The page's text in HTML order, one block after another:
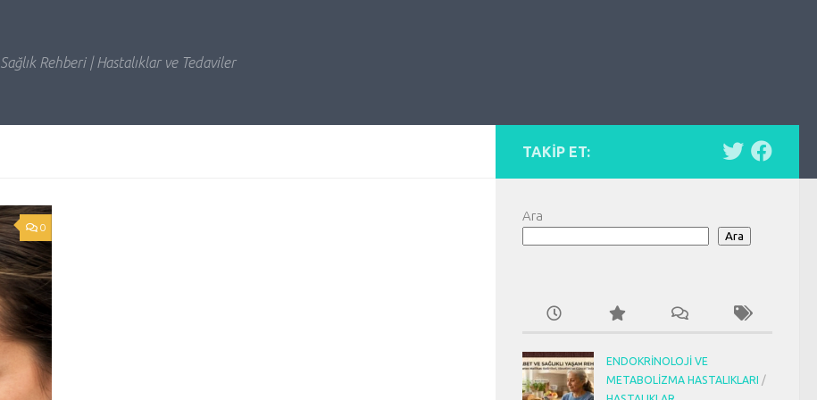
Sağlık Rehberi | Hastalıklar ve Tedaviler
0
TAKIP ET:
Ara
Ara
ENDOKRINOLOJI VE
METABOLIZMA HASTALIKLARI /